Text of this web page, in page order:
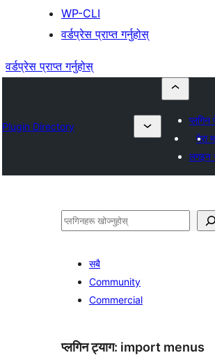
WP-CLI
वर्डप्रेस प्राप्त गर्नुहोस्
वर्डप्रेस प्राप्त गर्नुहोस्
Plugin Directory
प्लगिन
मेरा
लगइन
खोज्नुहोस्
सबै
Community
Commercial
प्लगिन ट्याग: import menus